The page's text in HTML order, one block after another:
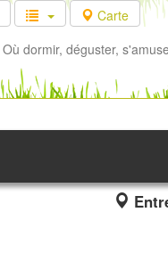
Carte
Où dormir, déguster,